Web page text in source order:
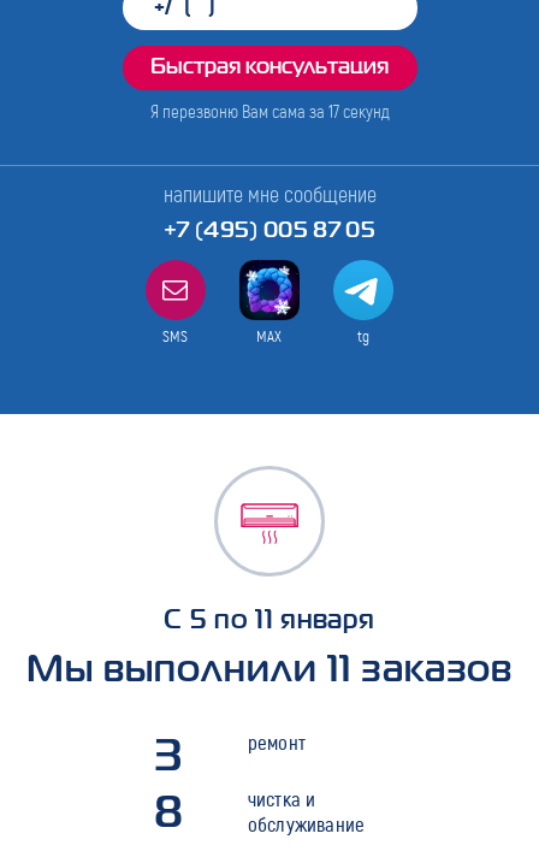
Я перезвоню Вам сама за 17секунд
напишите мне сообщение
+7 (495) 005 87 05
SMS MAX tg
С 5 по 11 января
Мы выполнили 11 заказов
3 ремонт
8
чистка и
обслуживание